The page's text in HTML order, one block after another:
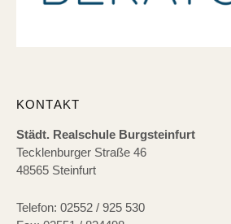
KONTAKT
Städt. Realschule Burgsteinfurt
Tecklenburger Straße 46
48565 Steinfurt
Telefon: 02552 / 925 530